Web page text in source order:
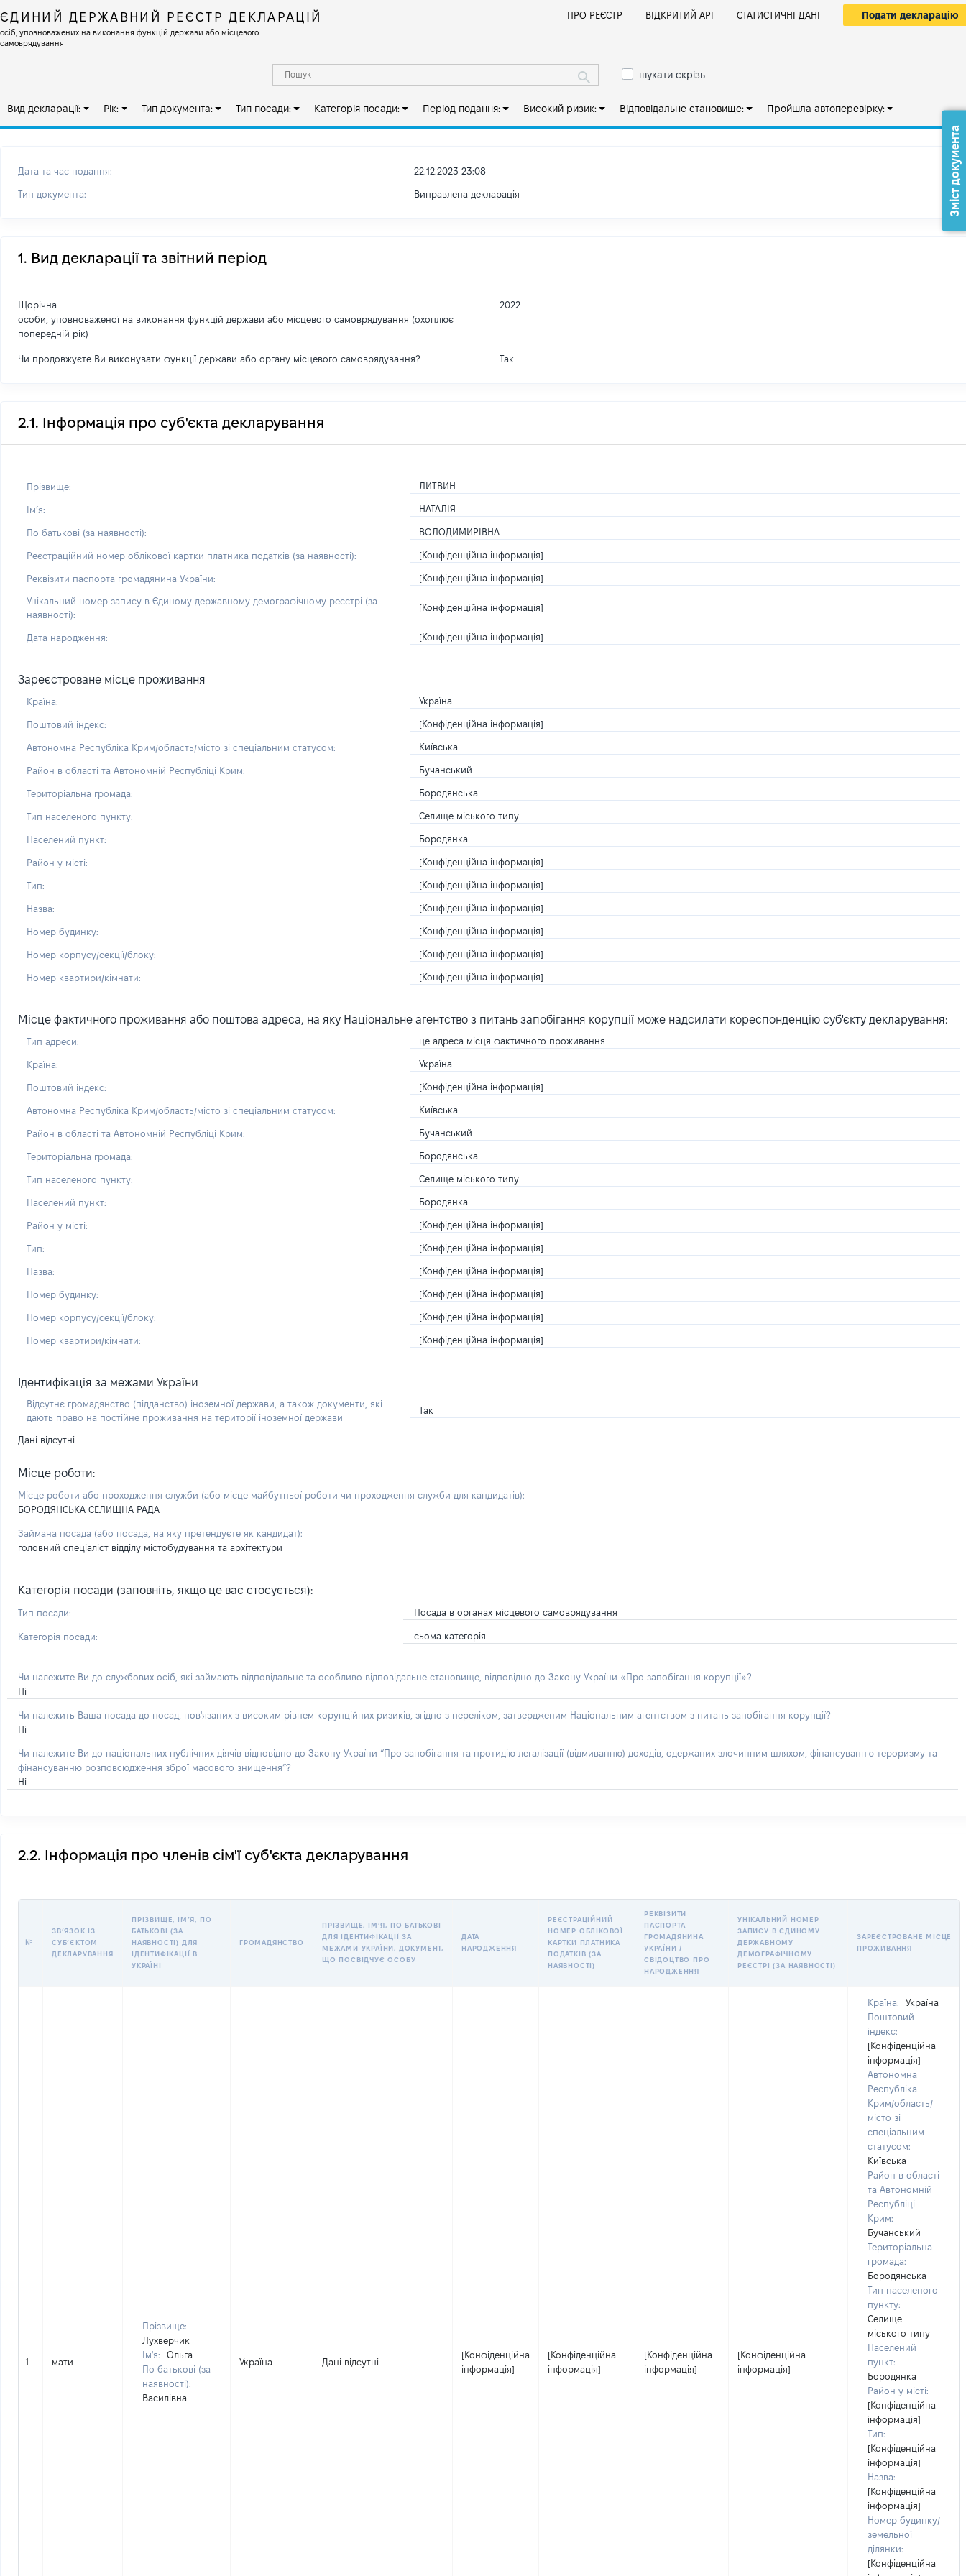
ЄДИНИЙ ДЕРЖАВНИЙ РЕЄСТР ДЕКЛАРАЦІЙ
осіб, уповноважених на виконання функцій держави або місцевого
самоврядування
ПРО РЕЄСТР ВІДКРИТИЙ АРІ СТАТИСТИЧНІ ДАНІ Подати декларацію
шукати скрізь
Вид декларації: Рік: Тип документа: Тип посади: Категорія посади: Період подання: Високий ризик: Відповідальне становище: Пройшла автоперевірку:
Дата та час подання: 22.12.2023 23:08
Тип документа: Виправлена декларація
1. Вид декларації та звітний період
Щорічна
особи, уповноваженої на виконання функцій держави або місцевого самоврядування (охоплює
попередній рік)
2022
Чи продовжуєте Ви виконувати функції держави або органу місцевого самоврядування? Так
2.1. Інформація про суб'єкта декларування
Прізвище: ЛИТВИН
Імʼя: НАТАЛІЯ
По батькові (за наявності): ВОЛОДИМИРІВНА
Реєстраційний номер облікової картки платника податків (за наявності): [Конфіденційна інформація]
Реквізити паспорта громадянина України: [Конфіденційна інформація]
Унікальний номер запису в Єдиному державному демографічному реєстрі (за
наявності):
[Конфіденційна інформація]
Дата народження: [Конфіденційна інформація]
Зареєстроване місце проживання
Країна: Україна
Поштовий індекс: [Конфіденційна інформація]
Автономна Республіка Крим/область/місто зі спеціальним статусом: Київська
Район в області та Автономній Республіці Крим: Бучанський
Територіальна громада: Бородянська
Тип населеного пункту: Селище міського типу
Населений пункт: Бородянка
Район у місті: [Конфіденційна інформація]
Тип: [Конфіденційна інформація]
Назва: [Конфіденційна інформація]
Номер будинку: [Конфіденційна інформація]
Номер корпусу/секції/блоку: [Конфіденційна інформація]
Номер квартири/кімнати: [Конфіденційна інформація]
Місце фактичного проживання або поштова адреса, на яку Національне агентство з питань запобігання корупції може надсилати кореспонденцію суб'єкту декларування:
Тип адреси: це адреса місця фактичного проживання
Країна: Україна
Поштовий індекс: [Конфіденційна інформація]
Автономна Республіка Крим/область/місто зі спеціальним статусом: Київська
Район в області та Автономній Республіці Крим: Бучанський
Територіальна громада: Бородянська
Тип населеного пункту: Селище міського типу
Населений пункт: Бородянка
Район у місті: [Конфіденційна інформація]
Тип: [Конфіденційна інформація]
Назва: [Конфіденційна інформація]
Номер будинку: [Конфіденційна інформація]
Номер корпусу/секції/блоку: [Конфіденційна інформація]
Номер квартири/кімнати: [Конфіденційна інформація]
Ідентифікація за межами України
Відсутнє громадянство (підданство) іноземної держави, а також документи, які
дають право на постійне проживання на території іноземної держави
Так
Дані відсутні
Місце роботи:
Місце роботи або проходження служби (або місце майбутньої роботи чи проходження служби для кандидатів):
БОРОДЯНСЬКА СЕЛИЩНА РАДА
Займана посада (або посада, на яку претендуєте як кандидат):
головний спеціаліст відділу містобудування та архітектури
Категорія посади (заповніть, якщо це вас стосується):
Тип посади: Посада в органах місцевого самоврядування
Категорія посади: сьома категорія
Чи належите Ви до службових осіб, які займають відповідальне та особливо відповідальне становище, відповідно до Закону України «Про запобігання корупції»?
Ні
Чи належить Ваша посада до посад, пов'язаних з високим рівнем корупційних ризиків, згідно з переліком, затвердженим Національним агентством з питань запобігання корупції?
Ні
Чи належите Ви до національних публічних діячів відповідно до Закону України “Про запобігання та протидію легалізації (відмиванню) доходів, одержаних злочинним шляхом, фінансуванню тероризму та
фінансуванню розповсюдження зброї масового знищення”?
Ні
2.2. Інформація про членів сім'ї суб'єкта декларування
№
ЗВʼЯЗОК ІЗ
СУБʼЄКТОМ
ДЕКЛАРУВАННЯ
ПРІЗВИЩЕ, ІМʼЯ, ПО
БАТЬКОВІ (ЗА
НАЯВНОСТІ) ДЛЯ
ІДЕНТИФІКАЦІЇ В
УКРАЇНІ
ГРОМАДЯНСТВО
ПРІЗВИЩЕ, ІМʼЯ, ПО БАТЬКОВІ
ДЛЯ ІДЕНТИФІКАЦІЇ ЗА
МЕЖАМИ УКРАЇНИ, ДОКУМЕНТ,
ЩО ПОСВІДЧУЄ ОСОБУ
ДАТА
НАРОДЖЕННЯ
РЕЄСТРАЦІЙНИЙ
НОМЕР ОБЛІКОВОЇ
КАРТКИ ПЛАТНИКА
ПОДАТКІВ (ЗА
НАЯВНОСТІ)
РЕКВІЗИТИ
ПАСПОРТА
ГРОМАДЯНИНА
УКРАЇНИ /
СВІДОЦТВО ПРО
НАРОДЖЕННЯ
УНІКАЛЬНИЙ НОМЕР
ЗАПИСУ В ЄДИНОМУ
ДЕРЖАВНОМУ
ДЕМОГРАФІЧНОМУ
РЕЄСТРІ (ЗА НАЯВНОСТІ)
ЗАРЕЄСТРОВАНЕ МІСЦЕ
ПРОЖИВАННЯ
1 мати
Прізвище:
Лухверчик
Ім'я:
Ольга
По батькові (за
наявності):
Василівна
Україна Дані відсутні
[Конфіденційна
інформація]
[Конфіденційна
інформація]
[Конфіденційна
інформація]
[Конфіденційна
інформація]
Країна:
Україна
Поштовий
індекс:
[Конфіденційна
інформація]
Автономна
Республіка
Крим/область/
місто зі
спеціальним
статусом:
Київська
Район в області
та Автономній
Республіці
Крим:
Бучанський
Територіальна
громада:
Бородянська
Тип населеного
пункту:
Селище
міського типу
Населений
пункт:
Бородянка
Район у місті:
[Конфіденційна
інформація]
Тип:
[Конфіденційна
інформація]
Назва:
[Конфіденційна
інформація]
Номер будинку/
земельної
ділянки:
[Конфіденційна
Зміст документа